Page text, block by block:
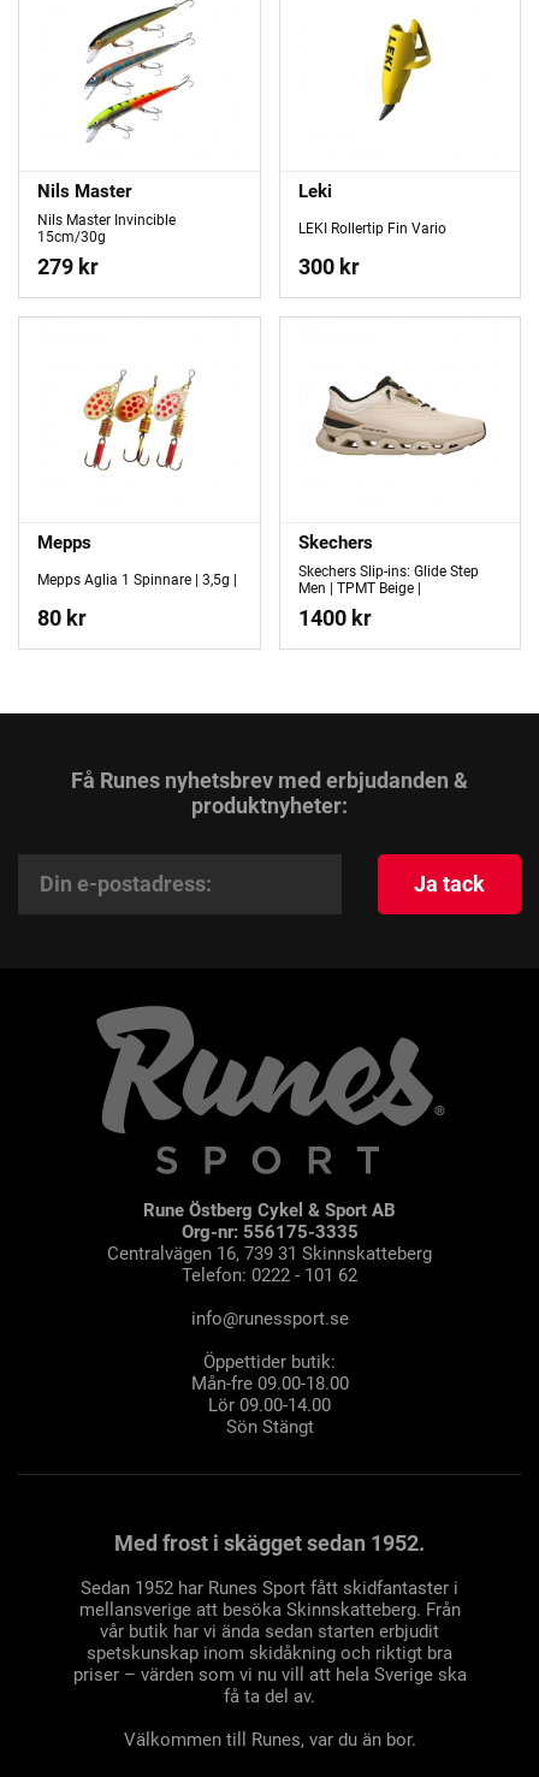
Nils Master
Nils Master Invincible
15cm/30g
279 kr
Leki
LEKI Rollertip Fin Vario
300 kr
Mepps
Mepps Aglia 1 Spinnare | 3,5g |
80 kr
Skechers
Skechers Slip-ins: Glide Step
Men | TPMT Beige |
1400 kr
Få Runes nyhetsbrev med erbjudanden &
produktnyheter:
Ja tack
Rune Östberg Cykel & Sport AB
Org-nr: 556175-3335
Centralvägen 16, 739 31 Skinnskatteberg
Telefon: 0222 - 101 62
info@runessport.se
Öppettider butik:
Mån-fre 09.00-18.00
Lör 09.00-14.00
Sön Stängt
Med frost i skägget sedan 1952.
Sedan 1952 har Runes Sport fått skidfantaster i
mellansverige att besöka Skinnskatteberg. Från
vår butik har vi ända sedan starten erbjudit
spetskunskap inom skidåkning och riktigt bra
priser – värden som vi nu vill att hela Sverige ska
få ta del av.
Välkommen till Runes, var du än bor.